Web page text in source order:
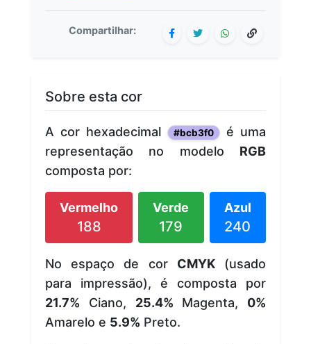
Compartilhar:
Sobre esta cor
A cor hexadecimal #bcb3f0
é uma
representação no modelo RGB
composta por:
Vermelho
188
Verde
179
Azul
240
No espaço de cor CMYK(usado
para impressão), é composta por
21.7% Ciano, 25.4% Magenta, 0%
Amarelo e 5.9% Preto.